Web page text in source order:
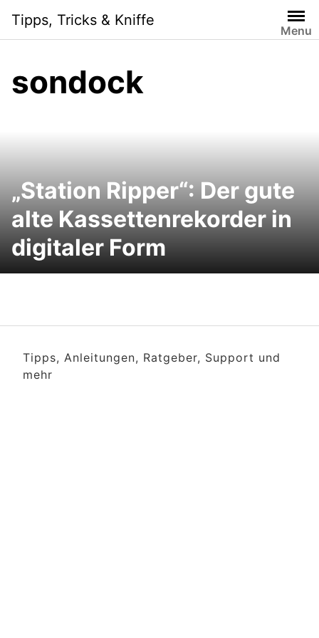
content
Tipps, Tricks & Kniffe
Menu
sondock
„Station Ripper“: Der gute
alte Kassettenrekorder in
digitaler Form
Tipps, Anleitungen, Ratgeber, Support und
mehr